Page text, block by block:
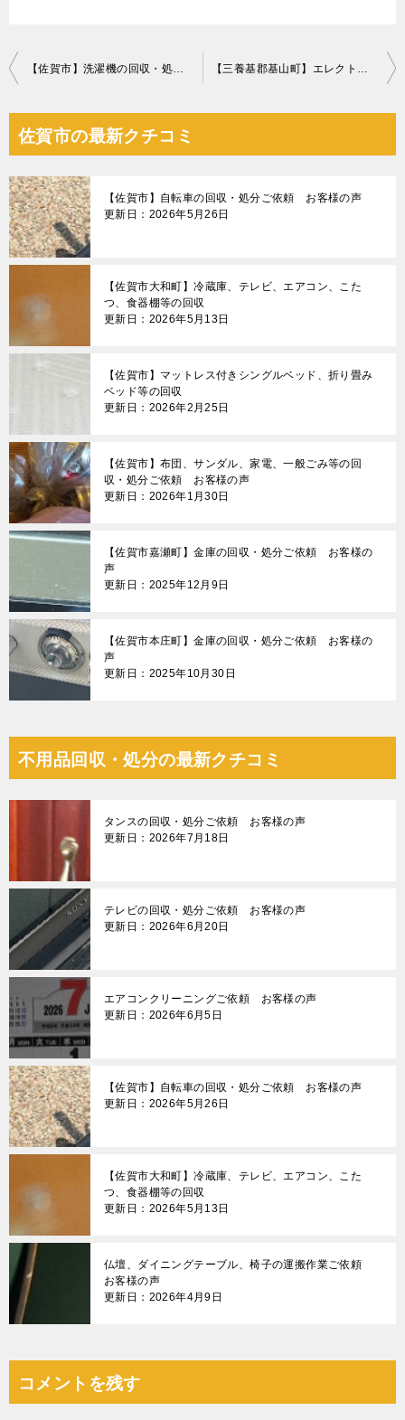
投
ナ
ビ
ゲ
ー
シ
ョ
ン
【佐賀市】洗濯機の回収・処分ご依頼 お客様の声 【三養基郡基山町】エレクトーン、椅子の回収・処分ご依頼
佐賀市の最新クチコミ
【佐賀市】自転車の回収・処分ご依頼 お客様の声
更新日：2026年5月26日
【佐賀市大和町】冷蔵庫、テレビ、エアコン、こた
つ、食器棚等の回収
更新日：2026年5月13日
【佐賀市】マットレス付きシングルベッド、折り畳み
ベッド等の回収
更新日：2026年2月25日
【佐賀市】布団、サンダル、家電、一般ごみ等の回
収・処分ご依頼 お客様の声
更新日：2026年1月30日
【佐賀市嘉瀬町】金庫の回収・処分ご依頼 お客様の
声
更新日：2025年12月9日
【佐賀市本庄町】金庫の回収・処分ご依頼 お客様の
声
更新日：2025年10月30日
不用品回収・処分の最新クチコミ
タンスの回収・処分ご依頼 お客様の声
更新日：2026年7月18日
テレビの回収・処分ご依頼 お客様の声
更新日：2026年6月20日
エアコンクリーニングご依頼 お客様の声
更新日：2026年6月5日
【佐賀市】自転車の回収・処分ご依頼 お客様の声
更新日：2026年5月26日
【佐賀市大和町】冷蔵庫、テレビ、エアコン、こた
つ、食器棚等の回収
更新日：2026年5月13日
仏壇、ダイニングテーブル、椅子の運搬作業ご依頼
お客様の声
更新日：2026年4月9日
コメントを残す